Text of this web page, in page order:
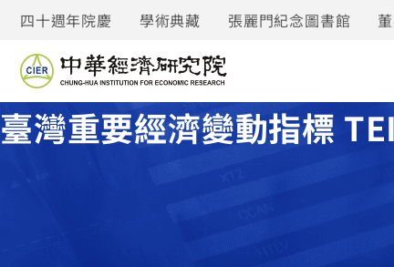
四十週年院慶 學術典藏 張麗門紀念圖書館
臺灣重要經濟變動指標 TEI